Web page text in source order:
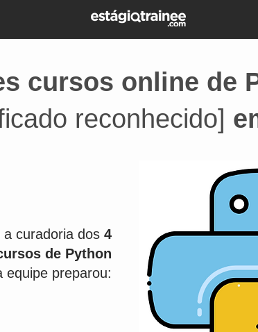
cursos online de
reconhecido]
a curadoria dos 4
de Python
equipe preparou: